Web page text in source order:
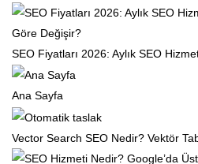
SEO Fiyatları 2026: Aylık SEO
Ana Sayfa
Vector Search SEO Nedir? Vektör